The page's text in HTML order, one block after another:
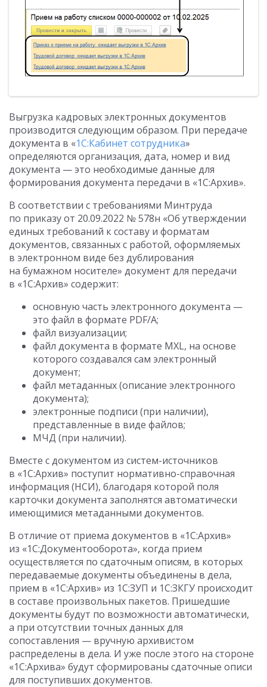
Выгрузка кадровых электронных документов
производится следующим образом. При передаче
документа в «1С:Кабинет сотрудника»
определяются организация, дата, номер и вид
документа — это необходимые данные для
формирования документа передачи в «1С:Архив».
В соответствии с требованиями Минтруда
по приказуот 20.09.2022 № 578н «Об утверждении
единых требований к составу и форматам
документов, связанных с работой, оформляемых
в электронном виде без дублирования
на бумажном носителе» документ для передачи
в «1С:Архив» содержит:
основную часть электронного документа —
это файл в формате PDF/A;
файл визуализации;
файл документа в формате MXL, на основе
которого создавался сам электронный
документ;
файл метаданных (описание электронного
документа);
электронные подписи (при наличии),
представленные в виде файлов;
МЧД (при наличии).
Вместе с документом из систем-источников
в «1С:Архив» поступит нормативно-справочная
информация (НСИ), благодаря которой поля
карточки документа заполнятся автоматически
имеющимися метаданными документов.
В отличие от приема документов в «1С:Архив»
из «1С:Документооборота», когда прием
осуществляется по сдаточным описям, в которых
передаваемые документы объединены в дела,
прием в «1С:Архив» из 1С:ЗУП и 1С:ЗКГУ происходит
в составе произвольных пакетов. Пришедшие
документы будут по возможности автоматически,
а при отсутствии точных данных для
сопоставления — вручную архивистом
распределены в дела. И уже после этого на стороне
«1С:Архива» будут сформированы сдаточные описи
для поступивших документов.